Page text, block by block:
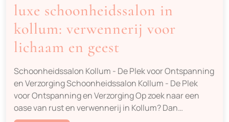
luxe schoonheidssalon in
kollum: verwennerij voor
lichaam en geest
Schoonheidssalon Kollum - De Plek voor Ontspanning
en Verzorging Schoonheidssalon Kollum - De Plek
voor Ontspanning en Verzorging Op zoek naar een
oase van rust en verwennerij in Kollum? Dan…